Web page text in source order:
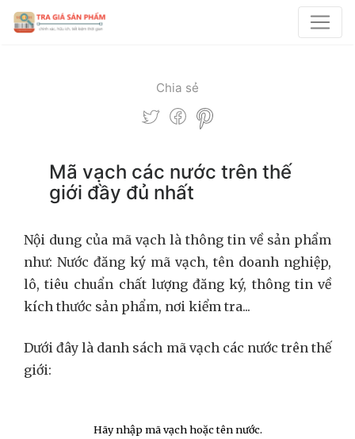
Chia sẻ
Mã vạch các nước trên thế
giới đầy đủ nhất
Nội dung của mã vạch là thông tin về sản phẩm
như: Nước đăng ký mã vạch, tên doanh nghiệp,
lô, tiêu chuẩn chất lượng đăng ký, thông tin về
kích thước sản phẩm, nơi kiểm tra...
Dưới đây là danh sách mã vạch các nước trên thế
giới:
Hãy nhập mã vạch hoặc tên nước.